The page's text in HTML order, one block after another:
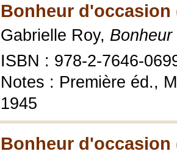
Bonheur d'occasion
Gabrielle Roy,
ISBN : 978-2-7646-
Notes : Première éd.,
1945
Bonheur d'occasion